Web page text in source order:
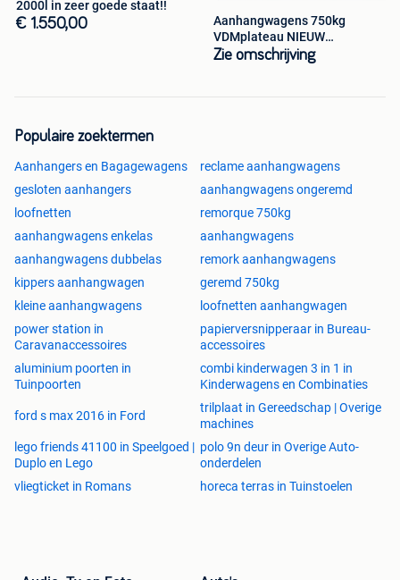
Bel ons vandaag nog op 📞 0470/89.56.56
Of stuur ons een mailtje aanhangwagens.bm@gmail.com
2000l in zeer goede staat!!
€ 1.550,00
Aanhangwagens 750kg
VDMplateau NIEUW
met/zonder loofnetten!!
Zie omschrijving
Populaire zoektermen
Aanhangers en Bagagewagens
reclame aanhangwagens
gesloten aanhangers
aanhangwagens ongeremd
loofnetten
remorque 750kg
aanhangwagens enkelas
aanhangwagens
aanhangwagens dubbelas
remork aanhangwagens
kippers aanhangwagen
geremd 750kg
kleine aanhangwagens
loofnetten aanhangwagen
power station in
Caravanaccessoires
papierversnipperaar in Bureau-
accessoires
aluminium poorten in
Tuinpoorten
combi kinderwagen 3 in 1 in
Kinderwagens en Combinaties
ford s max 2016 in Ford
trilplaat in Gereedschap | Overige
machines
lego friends 41100 in Speelgoed |
Duplo en Lego
polo 9n deur in Overige Auto-
onderdelen
vliegticket in Romans
horeca terras in Tuinstoelen